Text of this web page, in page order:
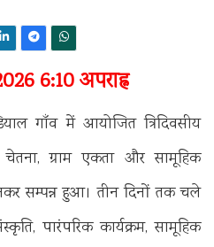
6:10 अपराह्न
गाँव में आयोजित त्रिदिवसीय
चेतना, ग्राम एकता और सामूहिक
सम्पन्न हुआ। तीन दिनों तक चले
पारंपरिक कार्यक्रम, सामूहिक